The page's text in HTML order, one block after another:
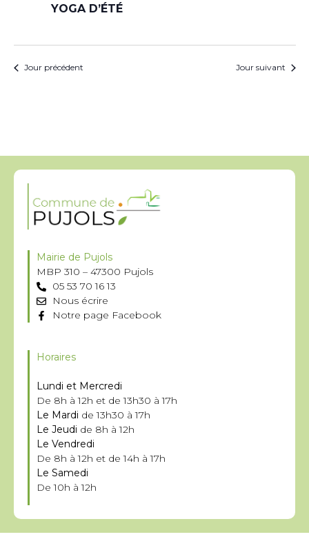
YOGA D’ÉTÉ
Jour précédent Jour suivant
Mairie de Pujols
MBP 310 – 47300 Pujols
05 53 70 16 13
Nous écrire
Notre page Facebook
Horaires
Lundi et Mercredi
De 8h à 12h et de 13h30 à 17h
Le Mardi de 13h30 à 17h
Le Jeudi de 8h à 12h
Le Vendredi
De 8h à 12h et de 14h à 17h
Le Samedi
De 10h à 12h